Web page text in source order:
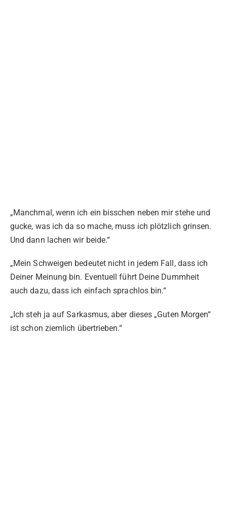
„Manchmal, wenn ich ein bisschen neben mir stehe und
gucke, was ich da so mache, muss ich plötzlich grinsen.
Und dann lachen wir beide.“
„Mein Schweigen bedeutet nicht in jedem Fall, dass ich
Deiner Meinung bin. Eventuell führt Deine Dummheit
auch dazu, dass ich einfach sprachlos bin.“
„Ich steh ja auf Sarkasmus, aber dieses „Guten Morgen“
ist schon ziemlich übertrieben.“